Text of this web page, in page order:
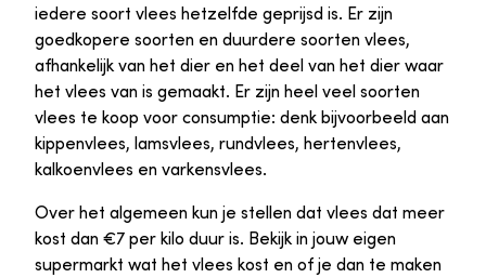
iedere soort vlees hetzelfde geprijsd is. Er zijn
goedkopere soorten en duurdere soorten vlees,
afhankelijk van het dier en het deel van het dier waar
het vlees van is gemaakt. Er zijn heel veel soorten
vlees te koop voor consumptie: denk bijvoorbeeld aan
kippenvlees, lamsvlees, rundvlees, hertenvlees,
kalkoenvlees en varkensvlees.
Over het algemeen kun je stellen dat vlees dat meer
kost dan €7 per kilo duur is. Bekijk in jouw eigen
supermarkt wat het vlees kost en of je dan te maken